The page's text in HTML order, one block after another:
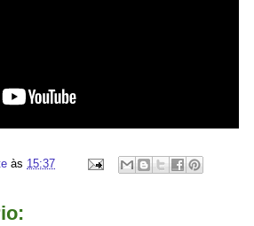
às 15:37